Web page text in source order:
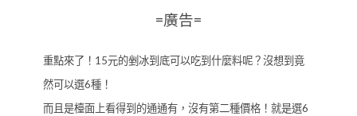
=廣告=
重點來了！15元的剉冰到底可以吃到什麼料呢？沒想到竟
然可以選6種！
而且是檯面上看得到的通通有，沒有第二種價格！就是選6